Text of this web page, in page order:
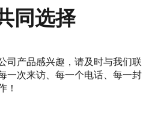
同选择
司产品感兴趣，请及时与我们联
一次来访、每一个电话、每一封
！